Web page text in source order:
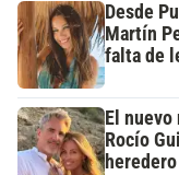
Desde
Martín
falta de
El
Rocío